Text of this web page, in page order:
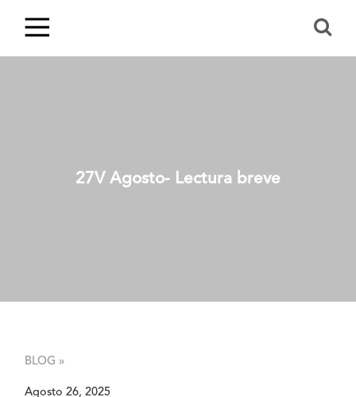
27V Agosto- Lectura breve
BLOG »
Agosto 26, 2025